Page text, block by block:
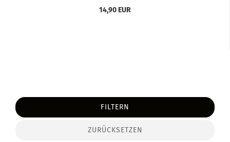
14,90 EUR
FILTERN
ZURÜCKSETZEN